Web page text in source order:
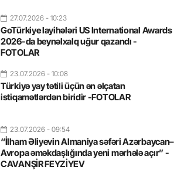
27.07.2026 - 10:23
GoTürkiye layihələri US International Awards
2026-da beynəlxalq uğur qazandı -
FOTOLAR
23.07.2026 - 10:08
Türkiyə yay tətili üçün ən əlçatan
istiqamətlərdən biridir -FOTOLAR
23.07.2026 - 09:54
“İlham Əliyevin Almaniya səfəri Azərbaycan–
Avropa əməkdaşlığında yeni mərhələ açır” -
CAVANŞİR FEYZİYEV